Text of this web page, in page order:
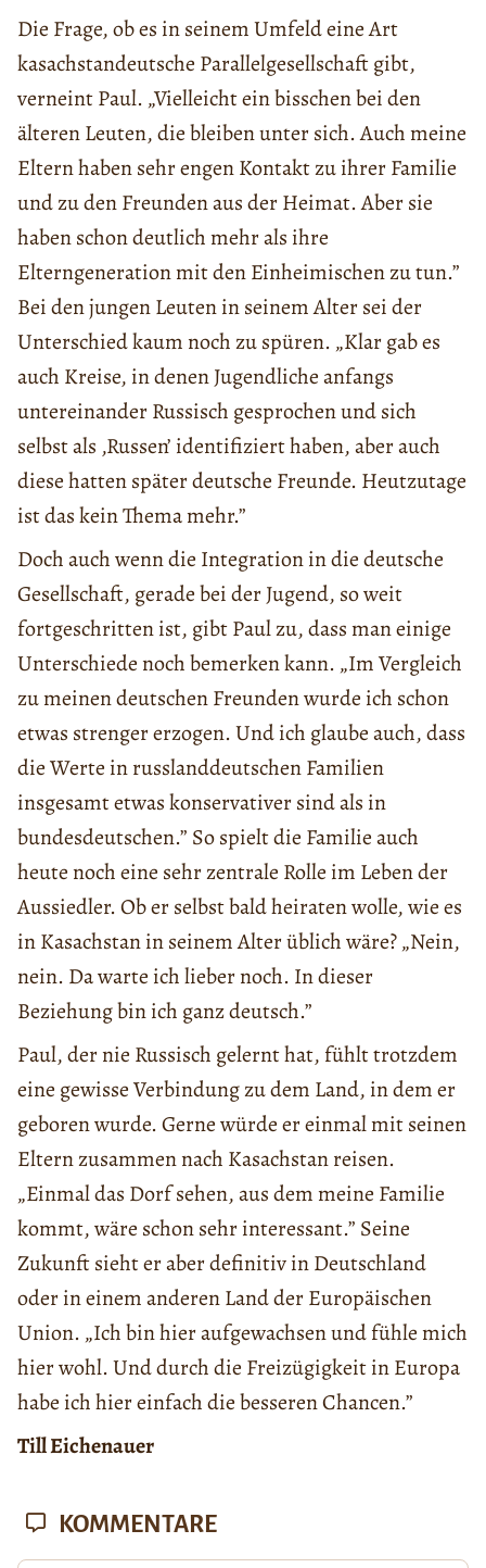
Die Frage, ob es in seinem Umfeld eine Art
kasachstandeutsche Parallelgesellschaft gibt,
verneint Paul. „Vielleicht ein bisschen bei den
älteren Leuten, die bleiben unter sich. Auch meine
Eltern haben sehr engen Kontakt zu ihrer Familie
und zu den Freunden aus der Heimat. Aber sie
haben schon deutlich mehr als ihre
Elterngeneration mit den Einheimischen zu tun.”
Bei den jungen Leuten in seinem Alter sei der
Unterschied kaum noch zu spüren. „Klar gab es
auch Kreise, in denen Jugendliche anfangs
untereinander Russisch gesprochen und sich
selbst als ‚Russen’ identifiziert haben, aber auch
diese hatten später deutsche Freunde. Heutzutage
ist das kein Thema mehr.”
Doch auch wenn die Integration in die deutsche
Gesellschaft, gerade bei der Jugend, so weit
fortgeschritten ist, gibt Paul zu, dass man einige
Unterschiede noch bemerken kann. „Im Vergleich
zu meinen deutschen Freunden wurde ich schon
etwas strenger erzogen. Und ich glaube auch, dass
die Werte in russlanddeutschen Familien
insgesamt etwas konservativer sind als in
bundesdeutschen.” So spielt die Familie auch
heute noch eine sehr zentrale Rolle im Leben der
Aussiedler. Ob er selbst bald heiraten wolle, wie es
in Kasachstan in seinem Alter üblich wäre? „Nein,
nein. Da warte ich lieber noch. In dieser
Beziehung bin ich ganz deutsch.”
Paul, der nie Russisch gelernt hat, fühlt trotzdem
eine gewisse Verbindung zu dem Land, in dem er
geboren wurde. Gerne würde er einmal mit seinen
Eltern zusammen nach Kasachstan reisen.
„Einmal das Dorf sehen, aus dem meine Familie
kommt, wäre schon sehr interessant.” Seine
Zukunft sieht er aber definitiv in Deutschland
oder in einem anderen Land der Europäischen
Union. „Ich bin hier aufgewachsen und fühle mich
hier wohl. Und durch die Freizügigkeit in Europa
habe ich hier einfach die besseren Chancen.”
Till Eichenauer
KOMMENTARE